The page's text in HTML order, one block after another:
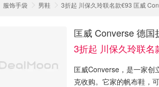
服饰手袋 男鞋 3折起 川保久玲联名款€93 匡威
匡威 Converse 德国
3折起 川保久玲联名
匡威Converse，是一家创
克收购。它家的帆布鞋，